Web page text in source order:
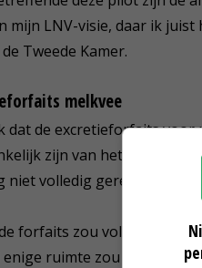
mijn LNV-visie, daar ik
Tweede Kamer.
melkvee
dat de excretieforfaits
zijn van het
niet volledig gerealiseerd,
forfaits zou volgens de
ruimte zou ontstaan